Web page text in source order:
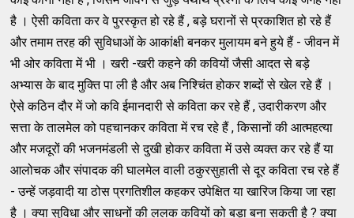
है । ऐसी कविता कर वे पुरस्कृत हो रहे हैं , बड़े घरानों से प्रकाशित हो रहे हैं
और तमाम तरह की सुविधाओं के आकांक्षी बनकर मुलायम बने हुये हैं - जीवन में
भी ओर कविता में भी । खरी -खरी कहने की कवियों जैसी आदत से बड़े
अभ्यास के बाद मुक्ति पा ली है और अब निश्चिंत होकर शब्दों से खेल रहे हैं ।
ऐसे कठिन दौर में जो कवि ईमानदारी से कविता कर रहे हैं , उदारीकरण और
सत्ता के तालमेल को पहचानकर कविता में रच रहे हैं , किसानों की आत्महत्या
और मजदूरों की भजनमंडली से दुखी होकर कविता में उसे व्यक्त कर रहे हैं या
आलोचक और संपादक की घालमेल वाली ठकुरसुहाती से दूर कविता रच रहे हैं
- उन्हें जड़वादी या ठोस प्रगतिशील कहकर उपेक्षित या खारिज किया जा रहा
है । क्या सुविधा और साधनों की ललक कवियों को बड़ा बना सकती है ? क्या